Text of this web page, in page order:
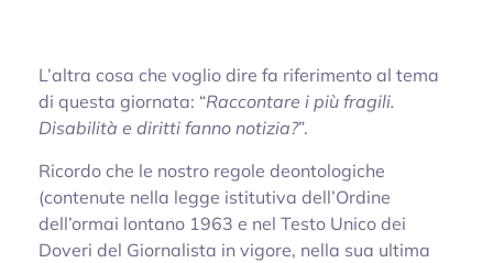
L’altra cosa che voglio dire fa riferimento al tema
di questa giornata: “Raccontare i più fragili.
Disabilità e diritti fanno notizia?”.
Ricordo che le nostro regole deontologiche
(contenute nella legge istitutiva dell’Ordine
dell’ormai lontano 1963 e nel Testo Unico dei
Doveri del Giornalista in vigore, nella sua ultima